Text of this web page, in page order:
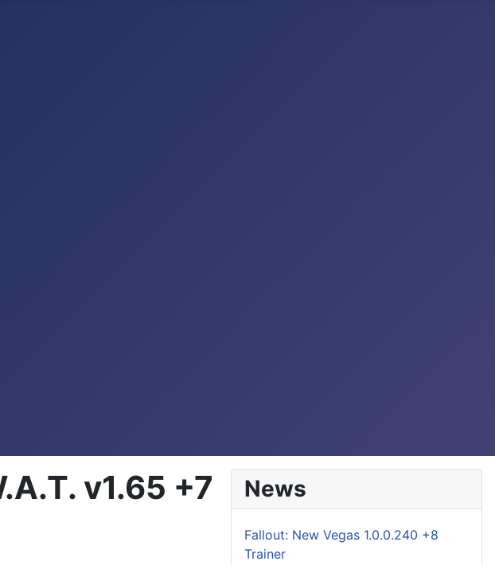
v1.65 +7
News
Fallout: New Vegas 1.0.0.240 +8
Trainer